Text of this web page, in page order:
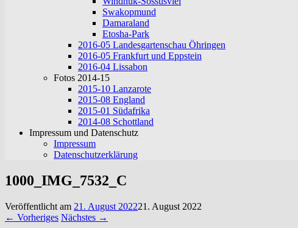
Swakopmund
Damaraland
Etosha-Park
2016-05 Landesgartenschau Öhringen
2016-05 Frankfurt und Eppstein
2016-04 Lissabon
Fotos 2014-15
2015-10 Lanzarote
2015-08 England
2015-01 Südafrika
2014-08 Schottland
Impressum und Datenschutz
Impressum
Datenschutzerklärung
1000_IMG_7532_C
Veröffentlicht am 21. August 202221. August 2022
← Vorheriges Nächstes →